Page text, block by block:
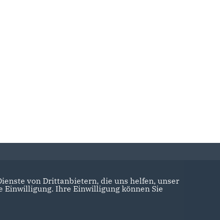
von Drittanbietern, die uns helfen, unser
Einwilligung. Ihre Einwilligung können Sie